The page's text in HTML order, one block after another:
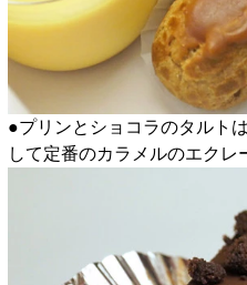
●プリンとショコラのタルト
して定番のカラメルのエクレ